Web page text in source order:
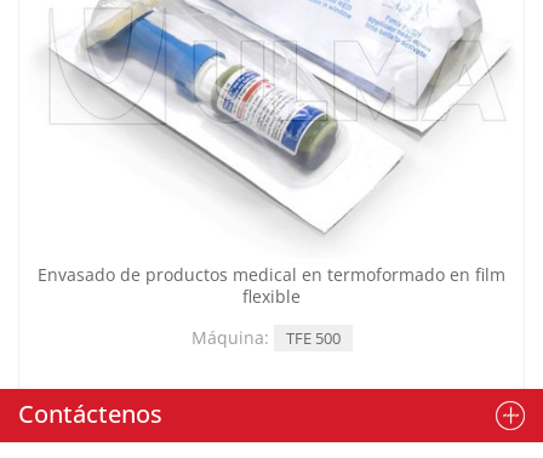
Envasado de productos medical en termoformado en film
flexible
Máquina:
TFE 500
Contáctenos